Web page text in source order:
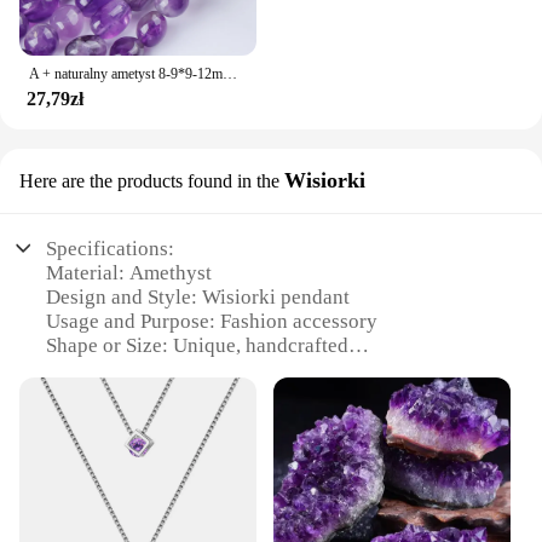
27,79zł
Here are the products found in the Wisiorki
Specifications:
Material: Amethyst
Design and Style: Wisiorki pendant
Usage and Purpose: Fashion accessory
Shape or Size: Unique, handcrafted
Parts and Accessories: Comes with a string for easy
wear
Features:
**Elegant Craftsmanship and Natural Beauty**
The Ametyst pendant Wisiorki is a testament to the